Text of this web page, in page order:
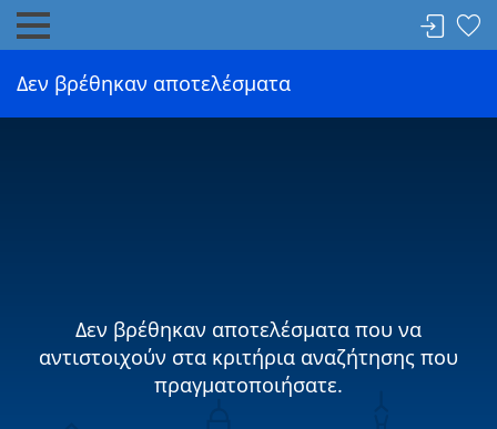
Δεν βρέθηκαν αποτελέσματα
Δεν βρέθηκαν αποτελέσματα που να
αντιστοιχούν στα κριτήρια αναζήτησης που
πραγματοποιήσατε.